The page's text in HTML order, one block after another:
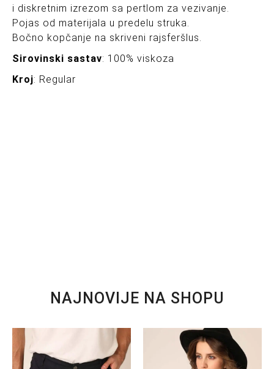
i diskretnim izrezom sa pertlom za vezivanje.
Pojas od materijala u predelu struka.
Bočno kopčanje na skriveni rajsferšlus.
Sirovinski sastav: 100% viskoza
Kroj: Regular
NAJNOVIJE NA SHOPU